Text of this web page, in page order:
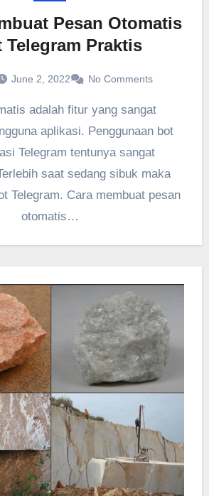
Pesan Otomatis
Telegram Praktis
June 2, 2022 No Comments
aplikasi. Penggunaan bot
Telegram tentunya sangat
saat sedang sibuk maka
Telegram. Cara membuat pesan
otomatis…